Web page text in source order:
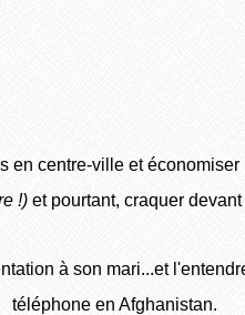
en centre-ville et
!)et pourtant, craquer
à son mari...et
téléphone en Afghanistan.